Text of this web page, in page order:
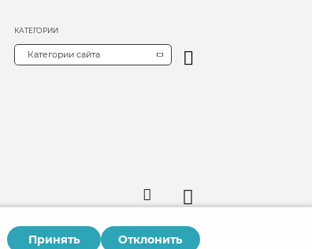
КАТЕГОРИИ
Категории сайта
Принять Отклонить